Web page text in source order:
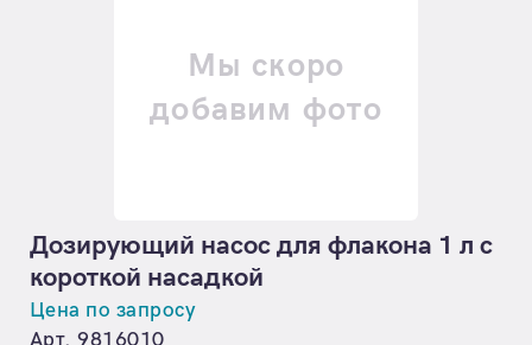
Мы скоро
добавим фото
Дозирующий насос для флакона 1 л с
короткой насадкой
Цена по запросу
Арт. 9816010